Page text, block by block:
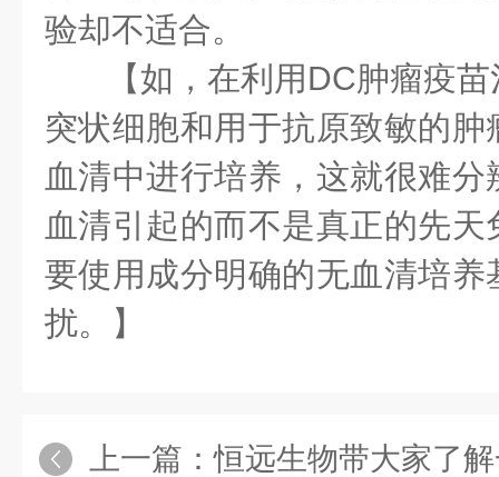
验却不适合。
【如，在利用DC肿瘤疫
突状细胞和用于抗原致敏的
血清中进行培养，这就很难
血清引起的而不是真正的先
要使用成分明确的无血清培
扰。】
上一篇：恒远生物带大家了